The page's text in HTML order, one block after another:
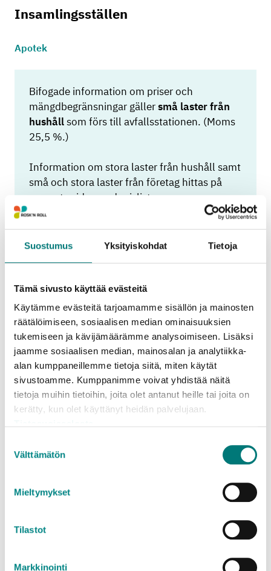
Suostumus Yksityiskohdat Tietoja
Tämä sivusto käyttää evästeitä
Käytämme evästeitä tarjoamamme sisällön ja mainosten
räätälöimiseen, sosiaalisen median ominaisuuksien
tukemiseen ja kävijämäärämme analysoimiseen. Lisäksi
jaamme sosiaalisen median, mainosalan ja analytiikka-
alan kumppaneillemme tietoja siitä, miten käytät
sivustoamme. Kumppanimme voivat yhdistää näitä
tietoja muihin tietoihin, joita olet antanut heille tai joita on
kerätty, kun olet käyttänyt heidän palvelujaan.
valinta
Välttämätön
Mieltymykset
Tilastot
Markkinointi
Insamlingsställen
Apotek
Bifogade information om priser och
mängdbegränsningar gällersmå laster från
hushållsom förs till avfallsstationen. (Moms
25,5 %.)
Information om stora laster från hushåll samt
små och stora laster från företag hittas på
separata sidor med prislistor:
Avfallsstationernas prislista för hushåll
(små och stora laster)
Avfallsstationernas prislista för företag (små
Vad händer med avfallet?
Medicinerna värmebehandlas i hög temperatur, där
de oskadliggörs. Energi som frigörs tas tillvara.
Läs mera om materialets återvinning
information bland annat om